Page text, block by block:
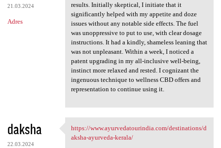
21.03.2024
Adres
results. Initially skeptical, I initiate that it
significantly helped with my appetite and doze
issues without any notable side effects. The fuel
was unoppressive to put to use, with clear dosage
instructions. It had a kindly, shameless leaning that
was not unpleasant. Within a week, I noticed a
patent upgrading in my all-inclusive well-being,
instinct more relaxed and rested. I cognizant the
ingenuous technique to wellness CBD offers and
representation to continue using it.
daksha
22.03.2024
https://www.ayurvedatourindia
https://www.ayurvedatourindia.com/destinations/d
aksha-ayurveda-kerala/